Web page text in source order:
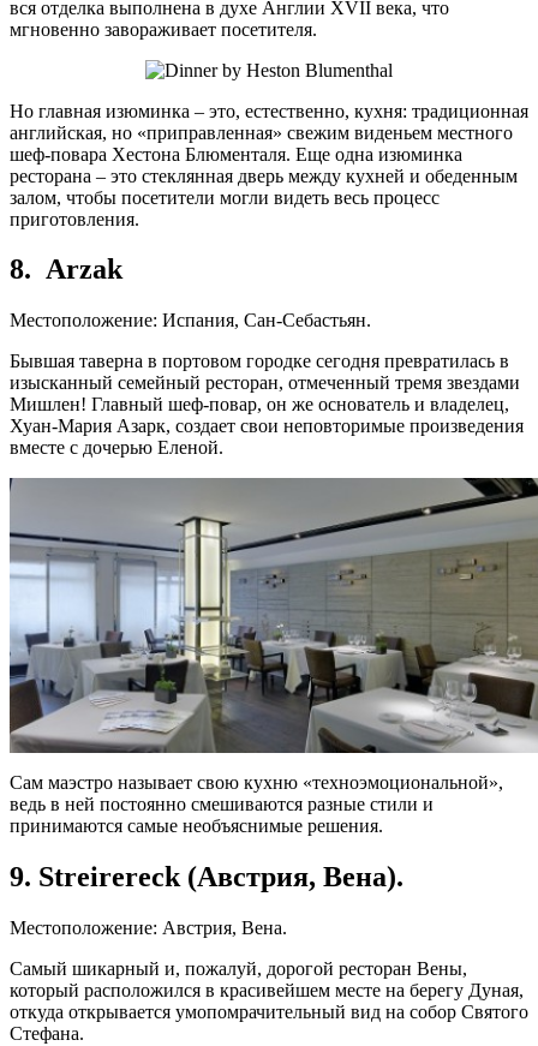
вся отделка выполнена в духе Англии XVII века, что
мгновенно завораживает посетителя.
Но главная изюминка – это, естественно, кухня: традиционная
английская, но «приправленная» свежим виденьем местного
шеф-повара Хестона Блюменталя. Еще одна изюминка
ресторана – это стеклянная дверь между кухней и обеденным
залом, чтобы посетители могли видеть весь процесс
приготовления.
8. Arzak
Местоположение: Испания, Сан-Себастьян.
Бывшая таверна в портовом городке сегодня превратилась в
изысканный семейный ресторан, отмеченный тремя звездами
Мишлен! Главный шеф-повар, он же основатель и владелец,
Хуан-Мария Азарк, создает свои неповторимые произведения
вместе с дочерью Еленой.
Сам маэстро называет свою кухню «техноэмоциональной»,
ведь в ней постоянно смешиваются разные стили и
принимаются самые необъяснимые решения.
9. Streirereck (Австрия, Вена).
Местоположение: Австрия, Вена.
Самый шикарный и, пожалуй, дорогой ресторан Вены,
который расположился в красивейшем месте на берегу Дуная,
откуда открывается умопомрачительный вид на собор Святого
Стефана.